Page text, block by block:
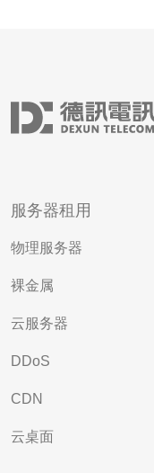
服务器租用
物理服务器
裸金属
云服务器
DDoS
CDN
云桌面